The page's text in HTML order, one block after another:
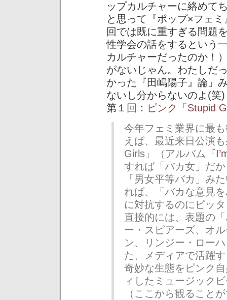
ップカルチャーに絡めて
と思って『ポップ×フェ
回では既に重すぎる問題
性学会の話をするという
カルチャーだったのか！
がないじゃん。わたしだ
かった『田嶋陽子』論」
ないし分からないのよ(笑
第１回： ピンク「Stupid
今年フェミ業界に最
えば、最近来日公演
Girls」（アルバム 『
すれば「バカ女」だ
「男女平等バカ」み
れば、「バカな意見
に対抗するのにピッ
直接的には、表題の
ー・スピアーズ、オ
ン、リンジー・ロー
た、メディアで活躍
奇妙な生態をピンク
ィしたミュージック
（ここから観ること